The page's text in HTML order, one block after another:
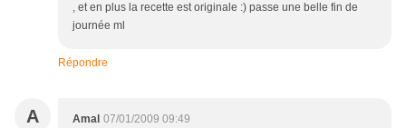
, et en plus la recette est originale :) passe une belle fin de
journée ml
Répondre
A Amal 07/01/2009 09:49